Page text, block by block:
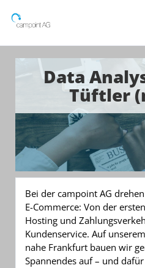
Data
Tüftler
Bei der campoint AG
E-Commerce: Von der
Hosting und
Kundenservice. Auf
nahe Frankfurt bauen wir
Spannendes auf – und